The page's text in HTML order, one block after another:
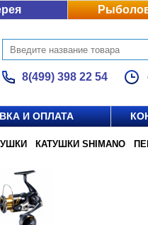
8(499) 398 22 54
И ОПЛАТА
/
КАТУШКИ SHIMANO /